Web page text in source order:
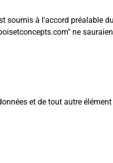
soumis à l'accord préalable
ne
et de tout autre